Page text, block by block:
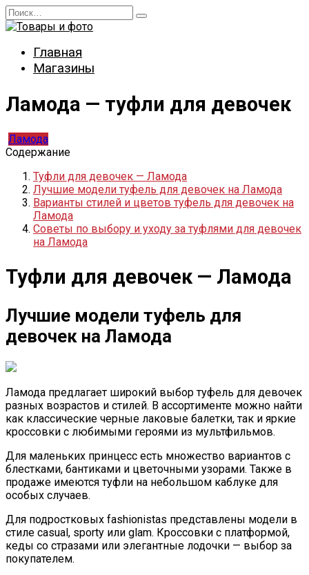
Перейти
к
Search
for:
Главная
Магазины
Ламода — туфли для девочек
Ламода
Содержание
Туфли для девочек — Ламода
Лучшие модели туфель для девочек на Ламода
Варианты стилей и цветов туфель для девочек на
Ламода
Советы по выбору и уходу за туфлями для девочек
на Ламода
Туфли для девочек — Ламода
Лучшие модели туфель для
девочек на Ламода
Ламода предлагает широкий выбор туфель для девочек
разных возрастов и стилей. В ассортименте можно найти
как классические черные лаковые балетки, так и яркие
кроссовки с любимыми героями из мультфильмов.
Для маленьких принцесс есть множество вариантов с
блестками, бантиками и цветочными узорами. Также в
продаже имеются туфли на небольшом каблуке для
особых случаев.
Для подростковых fashionistas представлены модели в
стиле casual, sporty или glam. Кроссовки с платформой,
кеды со стразами или элегантные лодочки — выбор за
покупателем.